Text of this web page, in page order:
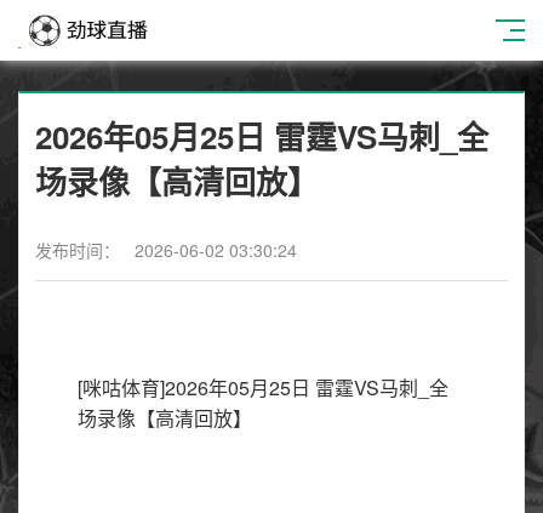
2026年05月25日 雷霆VS马刺_全
场录像【高清回放】
发布时间： 2026-06-02 03:30:24
[咪咕体育]2026年05月25日 雷霆VS马刺_全
场录像【高清回放】